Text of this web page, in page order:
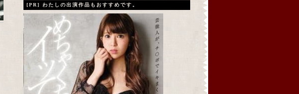
[PR] わたしの出演作品もおすすめです。